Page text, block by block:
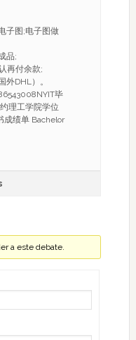
子图;电子图做
品;
再付余款;
外DHL）。
毕
理工学院学位
成绩单 Bachelor
a este debate.